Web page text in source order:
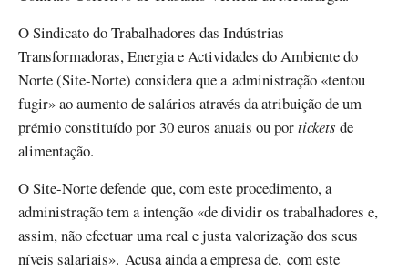
O Sindicato do Trabalhadores das Indústrias
Transformadoras, Energia e Actividades do Ambiente do
Norte (Site-Norte) considera que a administração «tentou
fugir» ao aumento de salários através da atribuição de um
prémio constituído por 30 euros anuais ou portickets de
alimentação.
O Site-Norte defende que, com este procedimento, a
administração tem a intenção «de dividir os trabalhadores e,
assim, não efectuar uma real e justa valorização dos seus
níveis salariais». Acusa ainda a empresa de, com este